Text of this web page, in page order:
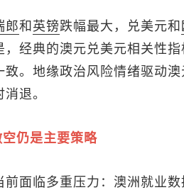
郎和 英镑跌幅最大，兑美元和
，经典的澳元兑美元相关性
。地缘政治风险情绪驱动
退。
仍是主要策略
前面临多重压力：澳洲就业